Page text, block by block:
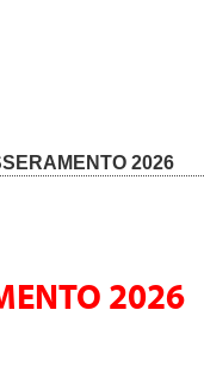
2026
2026